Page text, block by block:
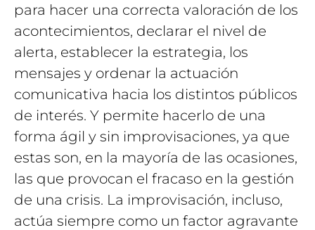
para hacer una correcta valoración de los
acontecimientos, declarar el nivel de
alerta, establecer la estrategia, los
mensajes y ordenar la actuación
comunicativa hacia los distintos públicos
de interés. Y permite hacerlo de una
forma ágil y sin improvisaciones, ya que
estas son, en la mayoría de las ocasiones,
las que provocan el fracaso en la gestión
de una crisis. La improvisación, incluso,
actúa siempre como un factor agravante